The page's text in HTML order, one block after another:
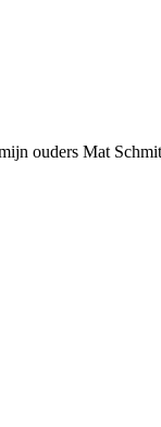
ouders Mat